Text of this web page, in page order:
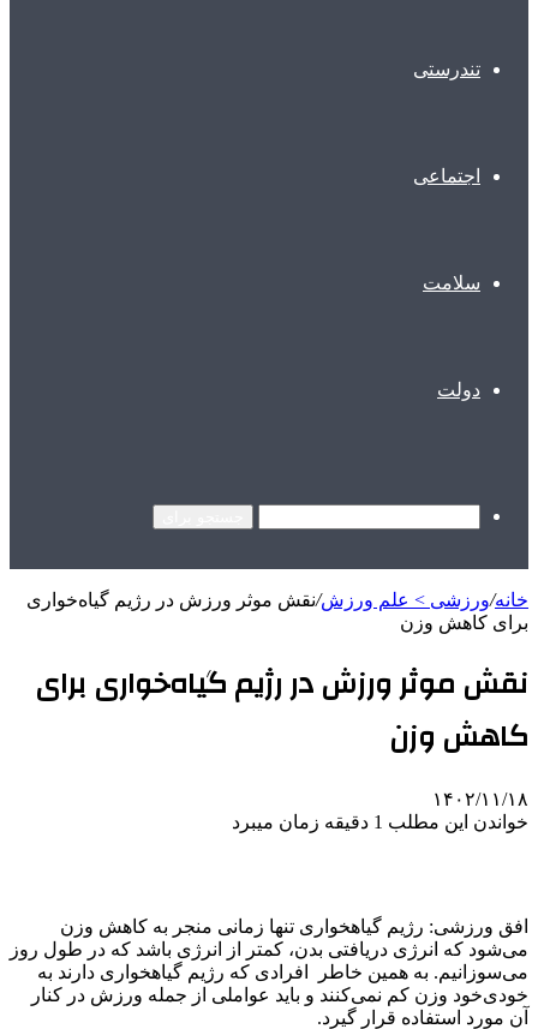
تندرستی
اجتماعی
سلامت
دولت
خانه/ورزشی > علم ورزش/نقش موثر ورزش در رژیم گیاه‌خواری
برای کاهش وزن
نقش موثر ورزش در رژیم گیاه‌خواری برای
کاهش وزن
۱۴۰۲/۱۱/۱۸
خواندن این مطلب 1 دقیقه زمان میبرد
افق ورزشی: رژیم گیاهخواری تنها زمانی منجر به کاهش وزن
می‌شود که انرژی دریافتی بدن، کمتر از انرژی باشد که در طول روز
می‌سوزانیم. به همین خاطر افرادی که رژیم گیاهخواری دارند به
خودی‌خود وزن کم نمی‌کنند و باید عواملی از جمله ورزش در کنار
آن مورد استفاده قرار گیرد.